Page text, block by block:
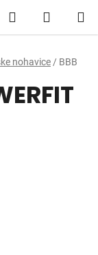
Hľadať
KOŠÍK
nohavice / BBB